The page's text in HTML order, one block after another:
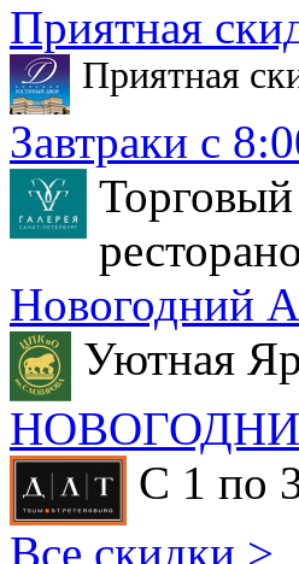
Приятная
Приятная
Завтраки с
Новогодний
Уютная
С 1 по
Все скидки >